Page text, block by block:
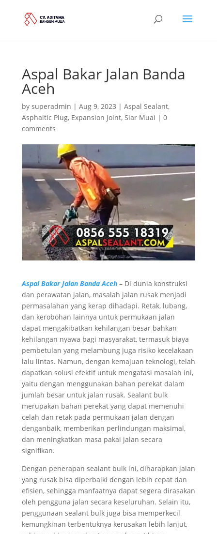
Aspal Bakar Jalan Banda
Aceh
by superadmin | Aug 9, 2023 | Aspal Sealant,
Asphaltic Plug, Expansion Joint, Siar Muai | 0
comments
Aspal Bakar Jalan Banda Aceh– Di dunia konstruksi
dan perawatan jalan, masalah jalan rusak menjadi
permasalahan yang kerap dihadapi. Retak, lubang,
dan kerobohan lainnya untuk permukaan jalan
dapat mengakibatkan kehilangan besar bahkan
kehilangan nyawa bagi masyarakat, termasuk biaya
pembetulan yang melambung juga risiko kecelakaan
lalu lintas. Namun, dengan kemajuan teknologi, telah
dapatkan solusi efektif untuk mengatasi masalah ini,
yaitu dengan menggunakan bahan perekat dalam
jumlah besar untuk jalan rusak. Sealant bulk
merupakan bahan perekat yang dapat memenuhi
celah dan retak pada permukaan jalan dengan
denganbaik, memberikan perlindungan maksimal,
dan meningkatkan masa pakai jalan secara
signifikan.
Dengan penerapan sealant bulk ini, diharapkan jalan
yang rusak bisa diperbaiki dengan lebih cepat dan
efisien, sehingga manfaatnya dapat segera dirasakan
oleh pengguna jalan secara keseluruhan. Selain itu,
penggunaan sealant bulk juga bisa memperkecil
kemungkinan terbentuknya kerusakan lebih lanjut,